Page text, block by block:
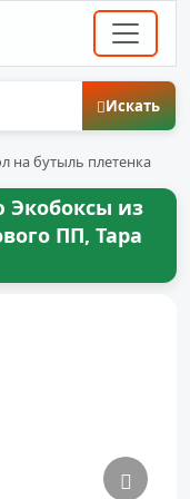
Искать
на бутыль плетенка
Экобоксы из
ПП,Тара